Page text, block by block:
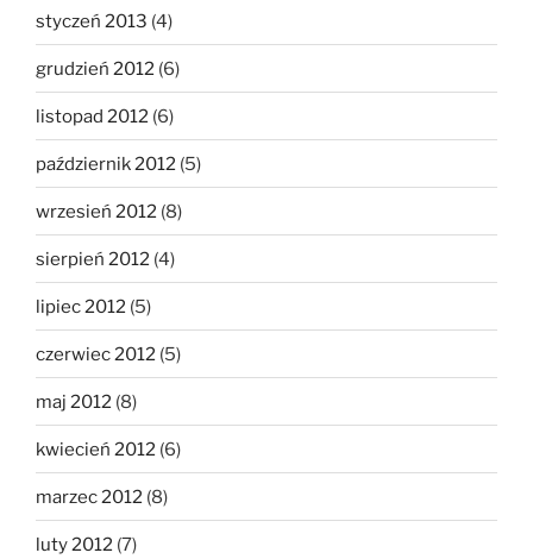
styczeń 2013 (4)
grudzień 2012 (6)
listopad 2012 (6)
październik 2012 (5)
wrzesień 2012 (8)
sierpień 2012 (4)
lipiec 2012 (5)
czerwiec 2012 (5)
maj 2012 (8)
kwiecień 2012 (6)
marzec 2012 (8)
luty 2012 (7)